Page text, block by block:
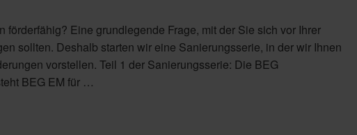
förderfähig? Eine grundlegende Frage, mit der Sie sich vor Ihrer
sollten. Deshalb starten wir eine Sanierungsserie, in der wir Ihnen
vorstellen. Teil 1 der Sanierungsserie: Die BEG
BEG EM für …